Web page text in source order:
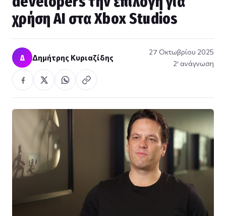
χρήση AI στα Xbox Studios
Δ Δημήτρης Κυριαζίδης
27 Οκτωβρίου 2025
2′ ανάγνωση